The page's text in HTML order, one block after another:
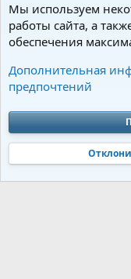
Пользователи
Cookies Charm by
Обратная связь
Политика
Community platform by
Jumuro®|Media embeds
Мы используем
работы сайта, а
обеспечения
Дополнительная
предпочтений